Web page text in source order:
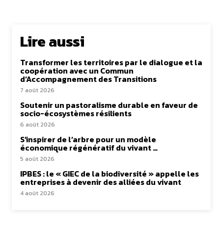
Lire aussi
Transformer les territoires par le dialogue et la
coopération avec un Commun
d’Accompagnement des Transitions
7 août 2026
Soutenir un pastoralisme durable en faveur de
socio-écosystèmes résilients
6 août 2026
S’inspirer de l’arbre pour un modèle
économique régénératif du vivant …
5 août 2026
IPBES : le « GIEC de la biodiversité » appelle les
entreprises à devenir des alliées du vivant
4 août 2026